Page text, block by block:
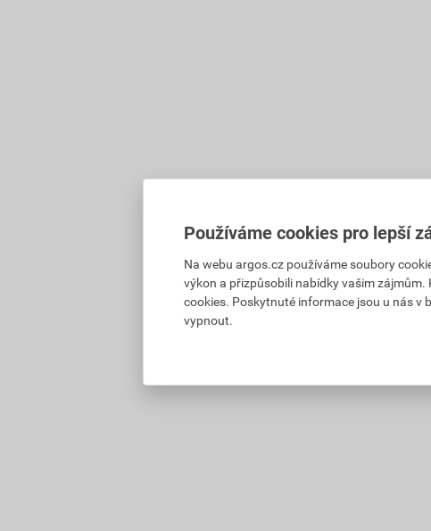
Používáme cookies pro lepší
Na webu argos.cz používáme soubory
výkon a přizpůsobili nabídky vašim zájmům.
cookies. Poskytnuté informace jsou u nás v
vypnout.